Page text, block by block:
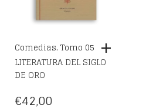
Comedias. Tomo 05
LITERATURA DEL SIGLO
DE ORO
€42,00